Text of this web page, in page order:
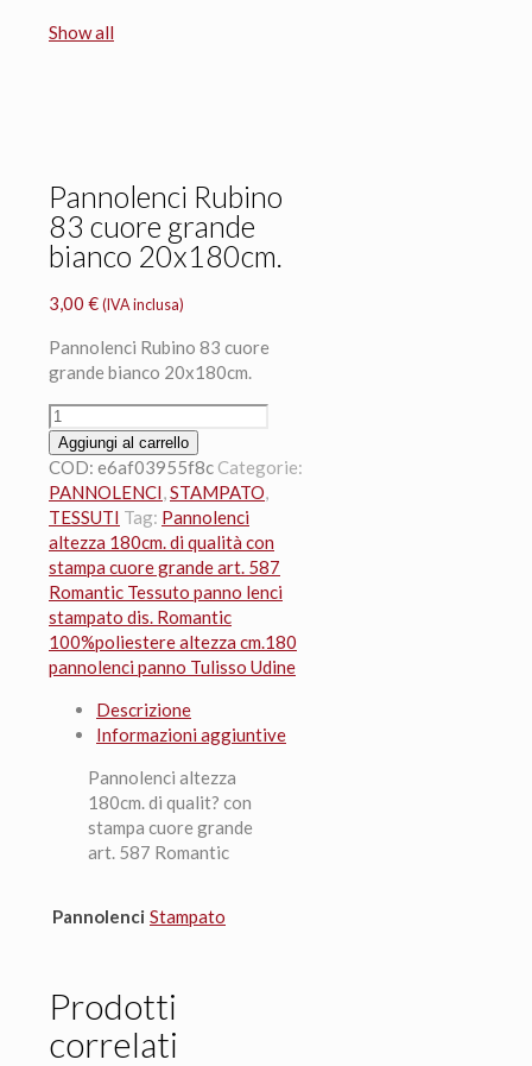
Show all
Pannolenci Rubino
83 cuore grande
bianco 20x180cm.
3,00 € (IVA inclusa)
Pannolenci Rubino 83 cuore
grande bianco 20x180cm.
Pannolenci
Rubino
83
cuore
grande
bianco
20x180cm.
quantità
Aggiungi al carrello
COD: e6af03955f8c Categorie:
PANNOLENCI,STAMPATO,
TESSUTI Tag: Pannolenci
altezza 180cm. di qualità con
stampa cuore grande art. 587
Romantic Tessuto panno lenci
stampato dis. Romantic
100%poliestere altezza cm.180
pannolenci panno Tulisso Udine
Descrizione
Informazioni aggiuntive
Pannolenci altezza
180cm. di qualit? con
stampa cuore grande
art. 587 Romantic
Pannolenci Stampato
Prodotti
correlati